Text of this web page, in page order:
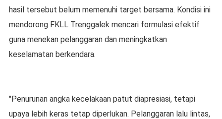
hasil tersebut belum memenuhi target bersama. Kondisi ini
mendorong FKLL Trenggalek mencari formulasi efektif
guna menekan pelanggaran dan meningkatkan
keselamatan berkendara.
"Penurunan angka kecelakaan patut diapresiasi, tetapi
upaya lebih keras tetap diperlukan. Pelanggaran lalu lintas,